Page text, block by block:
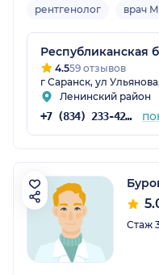
рентгенолог врач
Республиканская
4.559 отзывов
г Саранск, ул
Ленинский район
+7 (834) 233-42-22
Стаж